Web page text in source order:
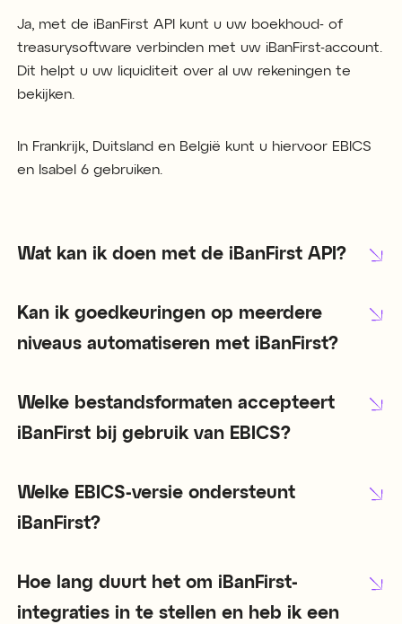
Ja, met de iBanFirst API kunt u uw boekhoud- of
treasurysoftware verbinden met uw iBanFirst-account.
Dit helpt u uw liquiditeit over al uw rekeningen te
bekijken.
In Frankrijk, Duitsland en België kunt u hiervoor EBICS
en Isabel 6 gebruiken.
Wat kan ik doen met de iBanFirst API?
Kan ik goedkeuringen op meerdere
niveaus automatiseren met iBanFirst?
Welke bestandsformaten accepteert
iBanFirst bij gebruik van EBICS?
Welke EBICS-versie ondersteunt
iBanFirst?
Hoe lang duurt het om iBanFirst-
integraties in te stellen en heb ik een